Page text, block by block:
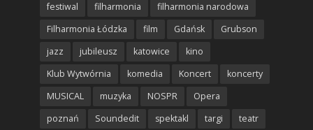
festiwal
filharmonia
filharmonia narodowa
Filharmonia Łódzka
film Gdańsk
Grubson
jazz
jubileusz katowice
kino
Klub Wytwórnia
komedia Koncert
koncerty
MUSICAL
muzyka NOSPR
Opera
poznań
Soundedit spektakl targi teatr